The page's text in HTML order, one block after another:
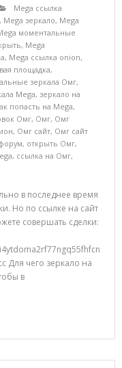
Mega ссылка
, Mega зеркало, Mega
моментальные
, Mega
, Mega ссылка onion,
площадка,
зеркала Омг,
Mega, зеркало на
попасть на Mega,
Омг, Омг, Омг
, Омг сайт, Омг сайт
, открыть Омг,
, ссылка на Омг,
в последнее время
Но по ссылке на сайт
совершать сделки:
Для чего зеркало на
в